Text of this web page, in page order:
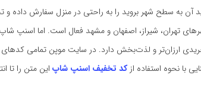
به سطح شهر بروید را به راحتی در منزل سفارش داده و
تهران، شیراز، اصفهان و مشهد فعال است. اما اسنپ شاپ
ارزان‌تر و لذت‌بخش دارد. در سایت موپن تمامی
با نحوه استفاده ازکد تخفیف اسنپ شاپ این متن را تا